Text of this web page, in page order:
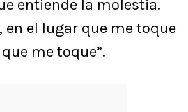
entiende la molestia.
el lugar que me toque
me toque”.